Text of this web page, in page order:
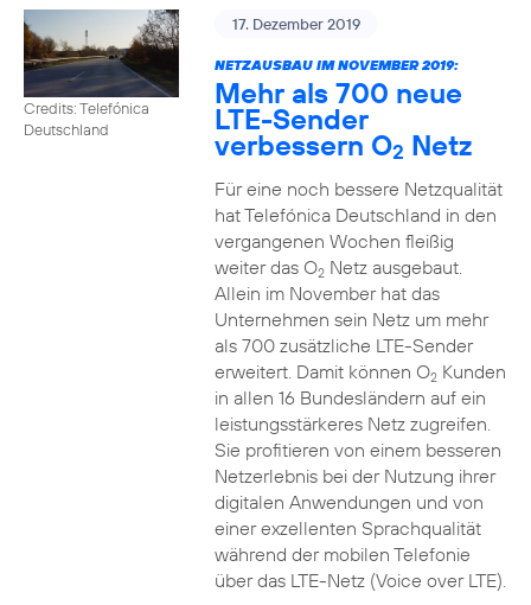
Credits: Telefónica
Deutschland
17. Dezember 2019
NETZAUSBAU IM NOVEMBER 2019:
Mehr als 700 neue
LTE-Sender
verbessern O2 Netz
Für eine noch bessere Netzqualität
hat Telefónica Deutschland in den
vergangenen Wochen fleißig
weiter das O2Netz ausgebaut.
Allein im November hat das
Unternehmen sein Netz um mehr
als 700 zusätzliche LTE-Sender
erweitert. Damit können O2Kunden
in allen 16 Bundesländern auf ein
leistungsstärkeres Netz zugreifen.
Sie profitieren von einem besseren
Netzerlebnis bei der Nutzung ihrer
digitalen Anwendungen und von
einer exzellenten Sprachqualität
während der mobilen Telefonie
über das LTE-Netz (Voice over LTE).